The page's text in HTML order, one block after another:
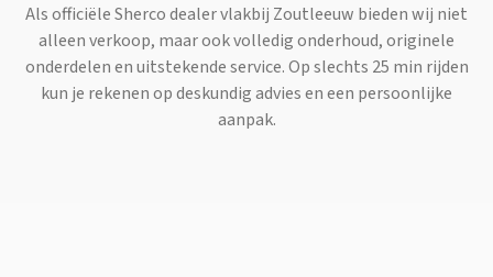
Als officiëleShercodealer vlakbij Zoutleeuw bieden wij niet
alleen verkoop, maar ook volledig onderhoud, originele
onderdelen en uitstekende service. Op slechts 25 min rijden
kun je rekenen op deskundig advies en een persoonlijke
aanpak.